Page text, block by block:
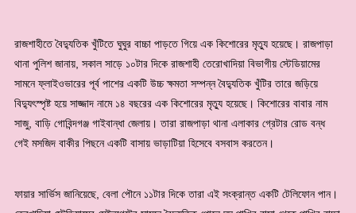
রাজশাহীতে বৈদ্যুতিক খুঁটিতে ঘুঘুর বাচ্চা পাড়তে গিয়ে এক কিশোরের মৃত্যু হয়েছে। রাজপাড়া
থানা পুলিশ জানায়, সকাল সাড়ে ১০টার দিকে রাজশাহী তেরোখাদিয়া বিভাগীয় স্টেডিয়ামের
সামনে ফ্লাইওভারের পূর্ব পাশের একটি উচ্চ ক্ষমতা সম্পন্ন বৈদ্যুতিক খুঁটির তারে জড়িয়ে
বিদ্যুৎস্পৃষ্ট হয়ে সাজ্জাদ নামে ১৪ বছরের এক কিশোরের মৃত্যু হয়েছে। কিশোরের বাবার নাম
সাজু, বাড়ি গোবিন্দগঞ্জ গাইবান্ধা জেলায়। তারা রাজপাড়া থানা এলাকার গ্রেটার রোড বন্ধ
গেই মসজিদ বাকীর পিছনে একটি বাসায় ভাড়াটিয়া হিসেবে বসবাস করতেন।
ফায়ার সার্ভিস জানিয়েছে, বেলা পৌনে ১১টার দিকে তারা এই সংক্রান্ত একটি টেলিফোন পান।